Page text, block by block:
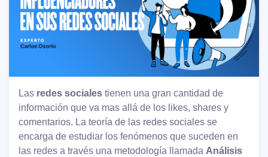
Las redes sociales tienen una gran cantidad de
información que va mas allá de los likes, shares y
comentarios. La teoría de las redes sociales se
encarga de estudiar los fenómenos que suceden en
las redes a través una metodología llamada Análisis